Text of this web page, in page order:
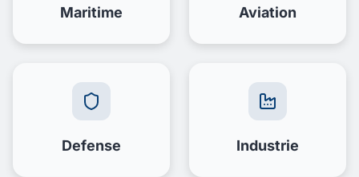
Maritime Aviation
Defense Industrie